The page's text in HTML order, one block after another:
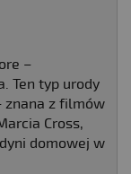
–
Ten typ urody
znana z filmów
Cross,
domowej w